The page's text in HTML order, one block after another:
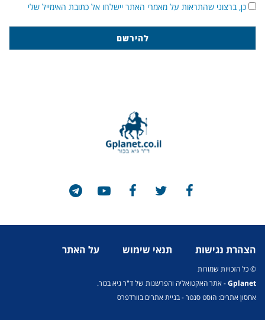
כן, ברצוני שהתראות על מאמרי האתר יישלחו אל כתובת האימייל שלי
הצהרת נגישות תנאי שימוש על האתר
© כל הזכויות שמורות
Gplanet- אתר האקטואליה והפרשנות של ד"ר גיא בכור.
אחסון אתרים: הוסט סנטר-בניית אתרים בוורדפרס